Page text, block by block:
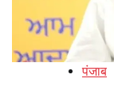
पंजाब